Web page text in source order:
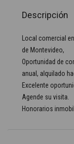
Descripción
Local comercial
de Montevideo,
Oportunidad de
anual, alquilado
Excelente
Agende su visita.
Honorarios